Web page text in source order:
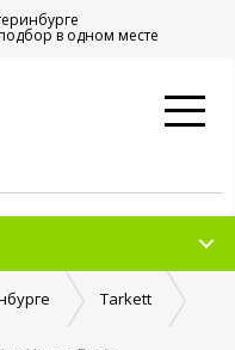
в одном месте
Tarkett